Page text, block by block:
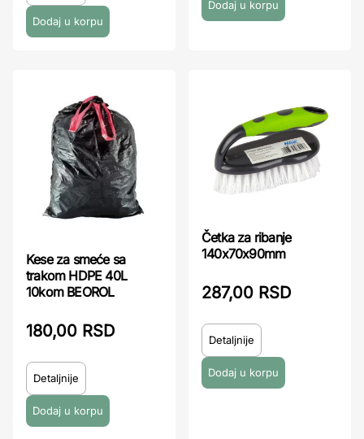
Kese za smeće sa
trakom HDPE 40L
10kom BEOROL
180,00 RSD
Detaljnije
Četka za ribanje
140x70x90mm
287,00 RSD
Detaljnije